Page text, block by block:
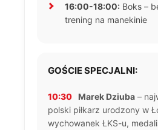
16:00-18:00: Boks –
trening na manekinie
GOŚCIE SPECJALNI:
10:30 Marek Dziuba –
polski piłkarz urodzony w
wychowanek ŁKS-u,